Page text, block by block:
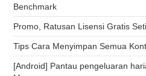
Benchmark
Promo, Ratusan Lisensi Gratis
Tips Cara Menyimpan Semua
[Android] Pantau pengeluaran